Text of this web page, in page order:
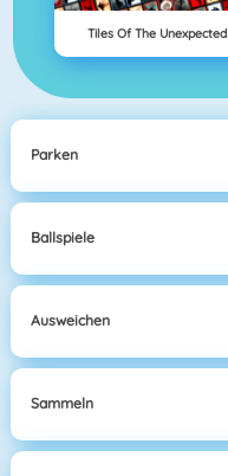
Tiles Of The Unexpected
Parken
Ballspiele
Ausweichen
Sammeln